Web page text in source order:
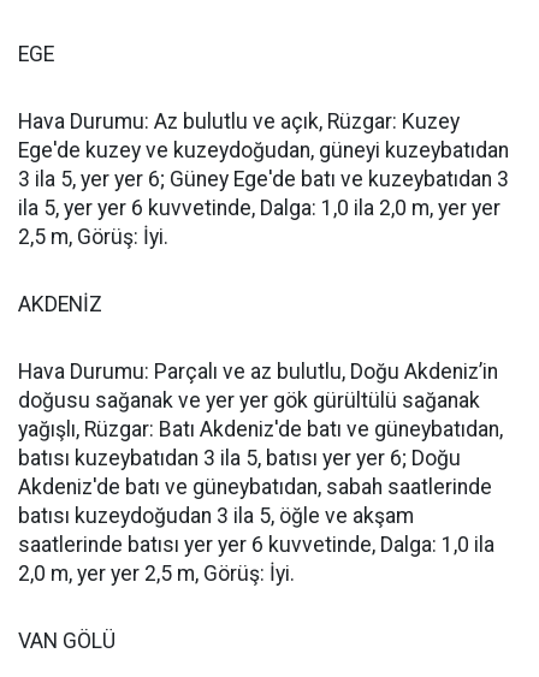
EGE
Hava Durumu: Az bulutlu ve açık, Rüzgar: Kuzey
Ege'de kuzey ve kuzeydoğudan, güneyi kuzeybatıdan
3 ila 5, yer yer 6; Güney Ege'de batı ve kuzeybatıdan 3
ila 5, yer yer 6 kuvvetinde, Dalga: 1,0 ila 2,0 m, yer yer
2,5 m, Görüş: İyi.
AKDENİZ
Hava Durumu: Parçalı ve az bulutlu, Doğu Akdeniz’in
doğusu sağanak ve yer yer gök gürültülü sağanak
yağışlı, Rüzgar: Batı Akdeniz'de batı ve güneybatıdan,
batısı kuzeybatıdan 3 ila 5, batısı yer yer 6; Doğu
Akdeniz'de batı ve güneybatıdan, sabah saatlerinde
batısı kuzeydoğudan 3 ila 5, öğle ve akşam
saatlerinde batısı yer yer 6 kuvvetinde, Dalga: 1,0 ila
2,0 m, yer yer 2,5 m, Görüş: İyi.
VAN GÖLÜ